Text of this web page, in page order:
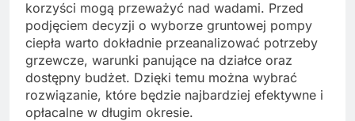
korzyści mogą przeważyć nad wadami. Przed
podjęciem decyzji o wyborze gruntowej pompy
ciepła warto dokładnie przeanalizować potrzeby
grzewcze, warunki panujące na działce oraz
dostępny budżet. Dzięki temu można wybrać
rozwiązanie, które będzie najbardziej efektywne i
opłacalne w długim okresie.